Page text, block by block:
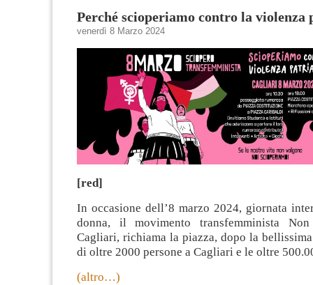
Perché scioperiamo contro la violenza
venerdì 8 Marzo 2024
[red]
In occasione dell’8 marzo 2024, giornata
donna, il movimento transfemminista
Cagliari, richiama la piazza, dopo la
di oltre 2000 persone a Cagliari e le oltre
(altro…)